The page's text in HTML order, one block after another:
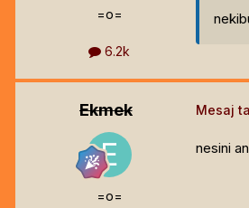
=o=
6.2k
Ekmek
=o=
Mesaj
nesini